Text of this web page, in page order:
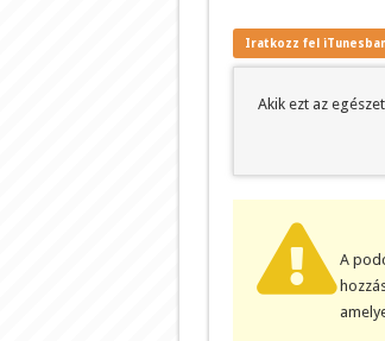
Iratkozz fel
Akik ezt az
A